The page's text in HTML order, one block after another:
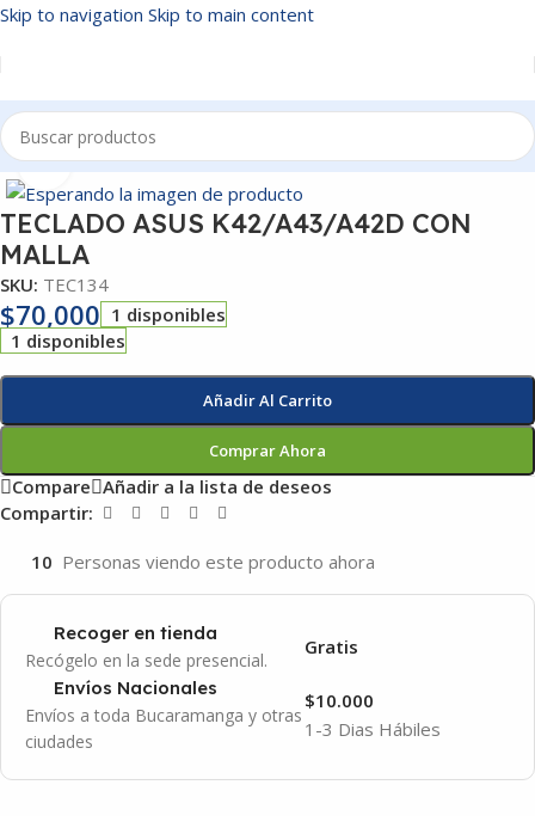
Skip to navigation Skip to main content
Inicio/TECLADOS
Click to enlarge
TECLADO ASUS K42/A43/A42D CON
MALLA
SKU: TEC134
$70,000 1 disponibles
1 disponibles
Añadir Al Carrito
Comprar Ahora
Compare Añadir a la lista de deseos
Compartir:
10 Personas viendo este producto ahora
Recoger en tienda
Recógelo en la sede presencial.
Gratis
Envíos Nacionales
Envíos a toda Bucaramanga y otras
ciudades
1-3 Dias Hábiles
$10.000